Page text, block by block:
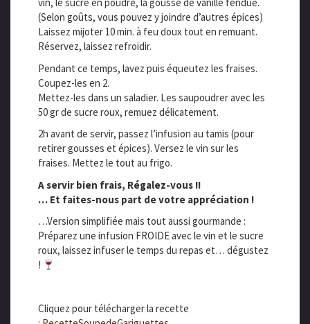
(Selon goûts, vous pouvez y joindre d’autres épices)
Laissez mijoter 10 min. à feu doux tout en remuant.
Réservez, laissez refroidir.
Pendant ce temps, lavez puis équeutez les fraises.
Coupez-les en 2.
Mettez-les dans un saladier. Les saupoudrer avec les
50 gr de sucre roux, remuez délicatement.
2h avant de servir, passez l’infusion au tamis (pour
retirer gousses et épices). Versez le vin sur les
fraises. Mettez le tout au frigo.
A servir bien frais, Régalez-vous !!
… Et faites-nous part de votre appréciation !
…Version simplifiée mais tout aussi gourmande :
Préparez une infusion FROIDE avec le vin et le sucre
roux, laissez infuser le temps du repas et… dégustez
!
Cliquez pour télécharger la recette